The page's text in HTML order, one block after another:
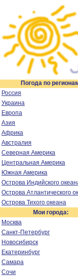
Погода по
Россия
Украина
Европа
Азия
Африка
Австралия
Северная Америка
Центральная Америка
Южная Америка
Острова Индийского
Острова Атлантического
Острова Тихого океана
Мои города:
Москва
Санкт-Петербург
Новосибирск
Екатеринбург
Самара
Сочи